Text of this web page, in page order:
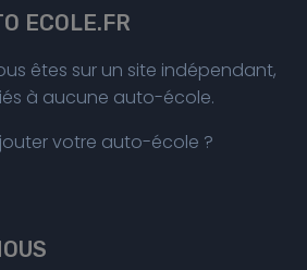
ECOLE.FR
êtes sur un site indépendant,
à aucune auto-école.
votre auto-école ?